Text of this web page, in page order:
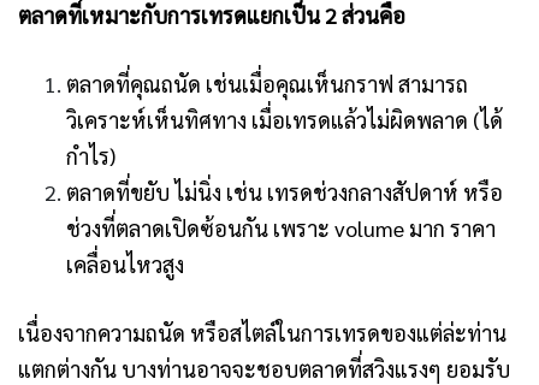
ตลาดที่เหมาะกับการเทรดแยกเป็น 2 ส่วนคือ
ตลาดที่คุณถนัด เช่นเมื่อคุณเห็นกราฟ สามารถ
วิเคราะห์เห็นทิศทาง เมื่อเทรดแล้วไม่ผิดพลาด (ได้
กำไร)
ตลาดที่ขยับ ไม่นิ่ง เช่น เทรดช่วงกลางสัปดาห์ หรือ
ช่วงที่ตลาดเปิดซ้อนกัน เพราะ volume มาก ราคา
เคลื่อนไหวสูง
เนื่องจากความถนัด หรือสไตล์ในการเทรดของแต่ล่ะท่าน
แตกต่างกัน บางท่านอาจจะชอบตลาดที่สวิงแรงๆ ยอมรับ